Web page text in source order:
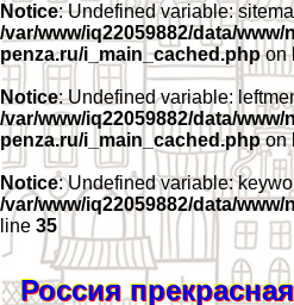
Notice: Undefined variable:
/var/www/iq22059882/data/www/
penza.ru/i_main_cached.phpon
Notice: Undefined variable:
/var/www/iq22059882/data/www/
penza.ru/i_main_cached.phpon
Notice: Undefined variable:
/var/www/iq22059882/data/
line 35
Россия